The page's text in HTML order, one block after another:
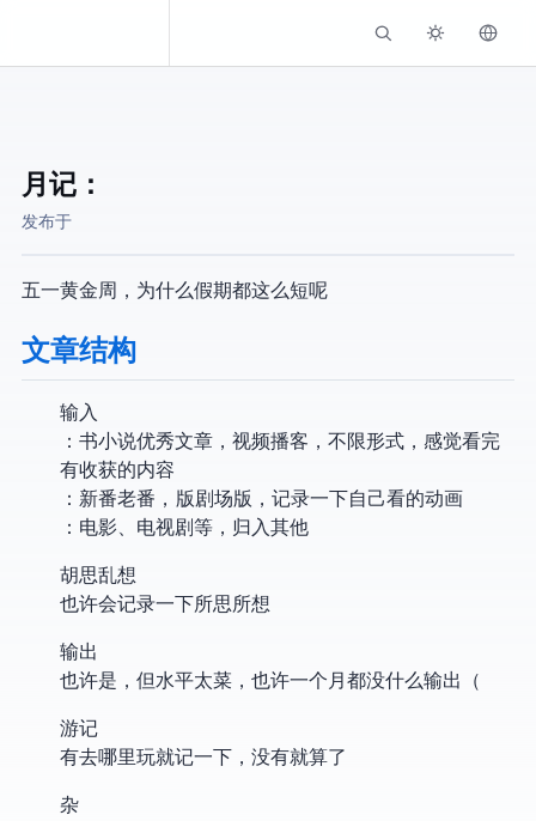
月记：2025-05
发布于
五一黄金周，为什么假期都这么短呢
文章结构
输入
Learning：书/小说/优秀文章，视频/播客，不限形式，感觉看完
有收获的内容
Anime：新番/老番，TV版/剧场版，记录一下自己看的动画
Others：电影、电视剧等，归入其他
胡思乱想
也许会记录一下所思所想
输出
也许是 Blog，但水平太菜，也许一个月都没什么输出（
游记
有去哪里玩就记一下，没有就算了
杂